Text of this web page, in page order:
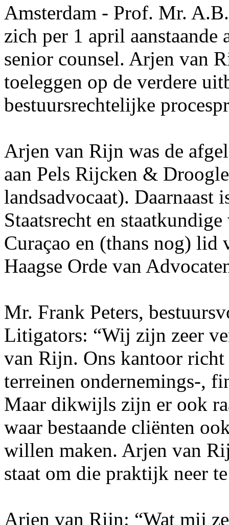
Amsterdam - Prof. Mr.
zich per 1 april
senior counsel. Arjen van
toeleggen op de verdere
bestuursrechtelijke
Arjen van Rijn was de
aan Pels Rijcken &
landsadvocaat). Daarnaast
Staatsrecht en
Curaçao en (thans nog) lid
Haagse Orde van
Mr. Frank Peters,
Litigators: “Wij zijn zeer
van Rijn. Ons kantoor
terreinen ondernemings-,
Maar dikwijls zijn er ook
waar bestaande cliënten
willen maken. Arjen van
staat om die praktijk neer
Arjen van Rijn: “Wat mij